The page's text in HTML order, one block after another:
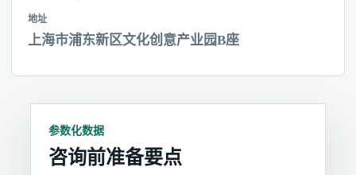
地址
上海市浦东新区文化创意产业园B座
参数化数据
咨询前准备要点